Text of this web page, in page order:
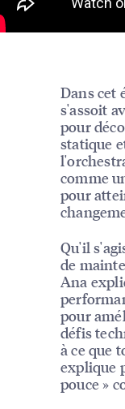
Dans cet
s'assoit
pour
statique
comme
pour
Qu'il
de
Ana
pour
défis
à ce que
explique
pouce »